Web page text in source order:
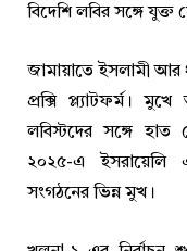
বিদেশি লবির সঙ্গে যুক্ত
জামায়াতে ইসলামী আর
প্রক্সি প্ল্যাটফর্ম।
লবিস্টদের সঙ্গে হাত
২০২৫-এ ইসরায়েলি
সংগঠনের ভিন্ন মুখ।